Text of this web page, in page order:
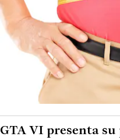
GTA VI presenta